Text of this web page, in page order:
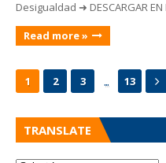
Desigualdad ➜ DESCARGAR
Read more »
1 2 3 ... 13
TRANSLATE